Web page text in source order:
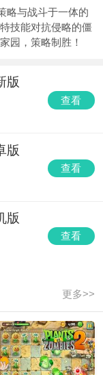
略与战斗于一体的
技能对抗侵略的僵
园，策略制胜！
查看
版
查看
版
查看
版
更多>>